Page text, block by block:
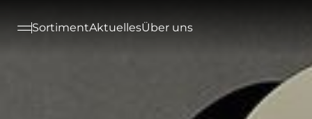
SortimentAktuellesÜber uns